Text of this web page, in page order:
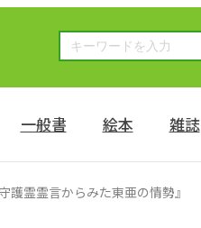
一般書 絵本 雑誌
護霊霊言からみた東亜の情勢』